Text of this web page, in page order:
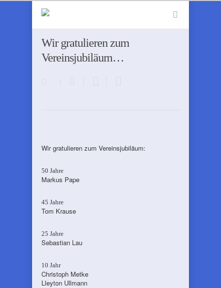
Wir gratulieren zum
Vereinsjubiläum…
Wir gratulieren zum Vereinsjubiläum:
50 Jahre
Markus Pape
45 Jahre
Tom Krause
25 Jahre
Sebastian Lau
10 Jahr
Christoph Metke
Lleyton Ullmann